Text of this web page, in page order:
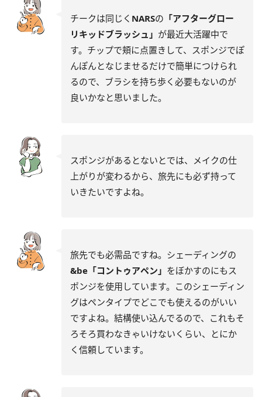
チークは同じく NARSの 「アフターグロー
リキッドブラッシュ」 が最近大活躍中で
す。チップで頬に点置きして、スポンジでぽ
んぽんとなじませるだけで簡単につけられ
るので、ブラシを持ち歩く必要もないのが
良いかなと思いました。
スポンジがあるとないとでは、メイクの仕
上がりが変わるから、旅先にも必ず持って
いきたいですよね。
旅先でも必需品ですね。シェーディングの
&be「コントゥアペン」 をぼかすのにもス
ポンジを使用しています。このシェーディン
グはペンタイプでどこでも使えるのがいい
ですよね。結構使い込んでるので、これもそ
ろそろ買わなきゃいけないくらい、とにか
く信頼しています。